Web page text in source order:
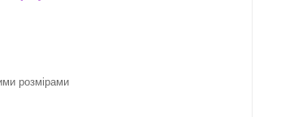
розмірами